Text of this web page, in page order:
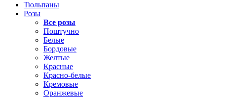
Тюльпаны
Розы
Все розы
Поштучно
Белые
Бордовые
Желтые
Красные
Красно-белые
Кремовые
Оранжевые